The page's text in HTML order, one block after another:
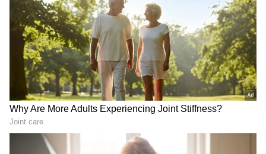
దంచుడే | Asianet News Telugu